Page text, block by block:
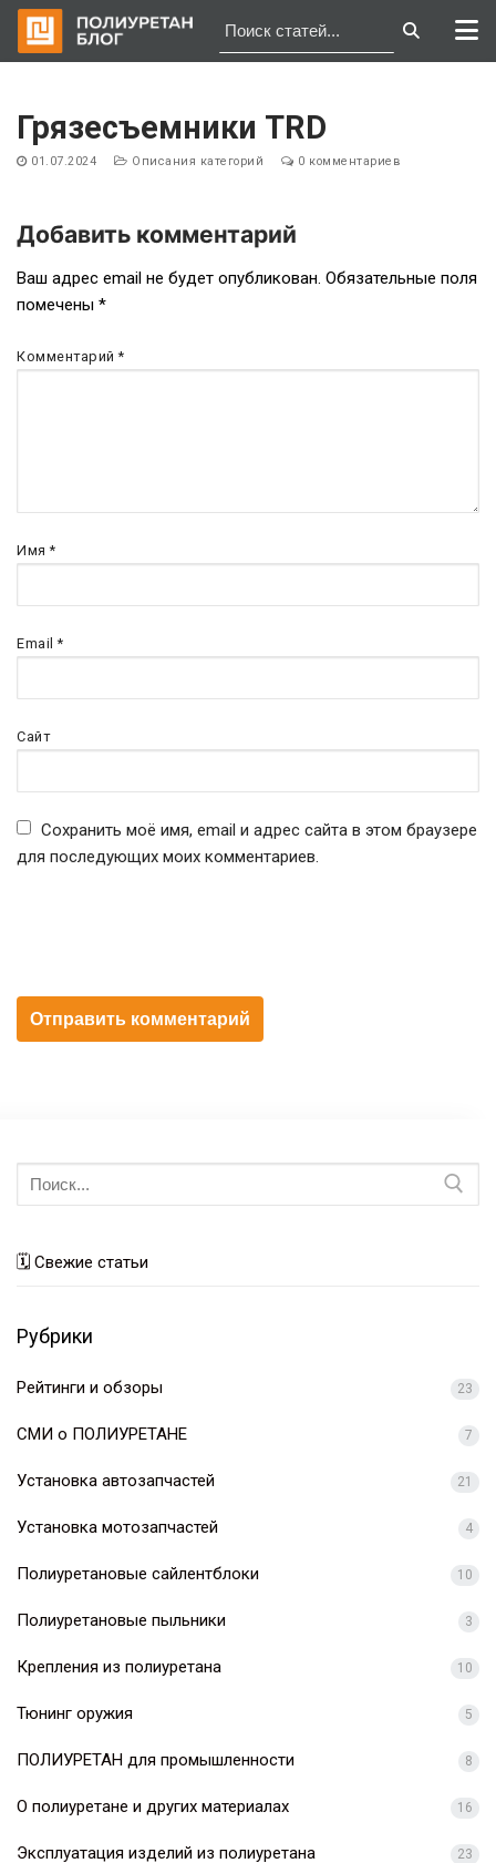
содержимому
Грязесъемники TRD
01.07.2024 Описания категорий 0 комментариев
Навигация
по
записям
Добавить комментарий
Ваш адрес email не будет опубликован. Обязательные поля
помечены *
Комментарий*
Имя*
Email*
Сайт
Сохранить моё имя, email и адрес сайта в этом браузере
для последующих моих комментариев.
Искать:
🗓 Свежие статьи
Рубрики
Рейтинги и обзоры 23
СМИ о ПОЛИУРЕТАНЕ 7
Установка автозапчастей 21
Установка мотозапчастей 4
Полиуретановые сайлентблоки 10
Полиуретановые пыльники 3
Крепления из полиуретана 10
Тюнинг оружия 5
ПОЛИУРЕТАН для промышленности 8
О полиуретане и других материалах 16
Эксплуатация изделий из полиуретана 23